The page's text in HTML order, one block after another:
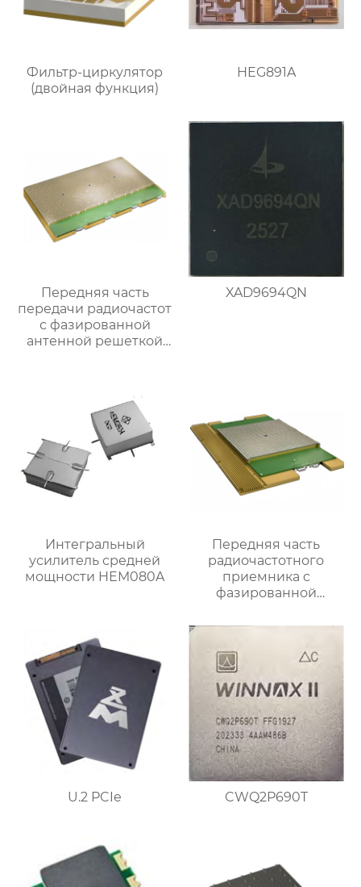
Фильтр-циркулятор
(двойная функция)
HEG891A
Передняя часть
передачи радиочастот
с фазированной
антенной решеткой
XAD9694QN
Интегральный
усилитель средней
мощности HEM080A
Передняя часть
радиочастотного
приемника c
фазированной
диапазона
U.2 PCIe CWQ2P690T